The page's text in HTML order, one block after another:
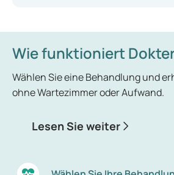
Wie funktioniert
Wählen Sie eine Behandlung und
ohne Wartezimmer oder Aufwand.
Lesen Sie weiter